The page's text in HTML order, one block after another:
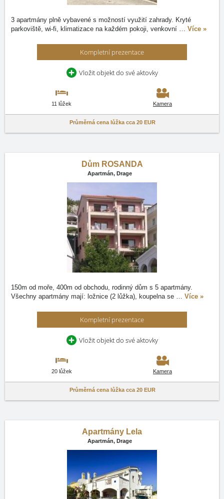
3 apartmány plně vybavené s možností využití zahrady. Kryté
parkoviště, wi-fi, klimatizace na každém pokoji, venkovní … Více »
Kompletní prezentace
Vložit objekt do své aktovky
11 lůžek Kamera
Průměrná cena lůžka cca 20 EUR
Dům ROSANDA
Apartmán, Drage
150m od moře, 400m od obchodu, rodinný dům s 5 apartmány.
Všechny apartmány mají: ložnice (2 lůžka), koupelna se … Více »
Kompletní prezentace
Vložit objekt do své aktovky
20 lůžek Kamera
Průměrná cena lůžka cca 20 EUR
Apartmány Lela
Apartmán, Drage